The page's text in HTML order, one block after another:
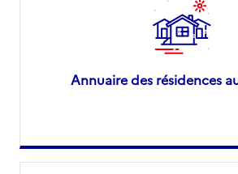
Annuaire des résidences